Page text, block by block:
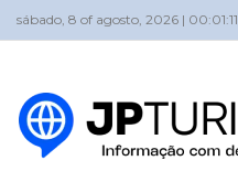
sábado, 8 of agosto, 2026 | 00:01:11